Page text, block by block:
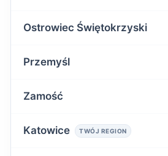
Ostrowiec Świętokrzyski
Przemyśl
Zamość
Katowice TWÓJ REGION